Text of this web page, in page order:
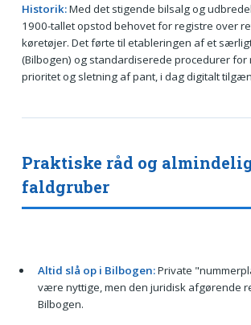
Historik:Med det stigende bilsalg og
1900-tallet opstod behovet for registre over
køretøjer. Det førte til etableringen af et
(Bilbogen) og standardiserede procedurer for
prioritet og sletning af pant, i dag digitalt
Praktiske råd og
faldgruber
Altid slå op i Bilbogen:Private
være nyttige, men den juridisk afgørende
Bilbogen.